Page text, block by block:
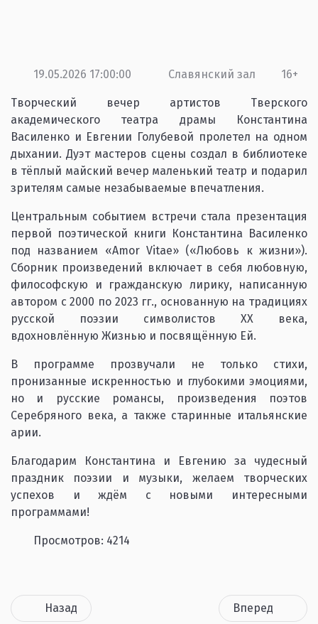
19.05.2026 17:00:00 Славянский зал 16+
Творческий вечер артистов Тверского
академического театра драмы Константина
Василенко и Евгении Голубевой пролетел на одном
дыхании. Дуэт мастеров сцены создал в библиотеке
в тёплый майский вечер маленький театр и подарил
зрителям самые незабываемые впечатления.
Центральным событием встречи стала презентация
первой поэтической книги Константина Василенко
под названием «Amor Vitae» («Любовь к жизни»).
Сборник произведений включает в себя любовную,
философскую и гражданскую лирику, написанную
автором с 2000 по 2023 гг., основанную на традициях
русской поэзии символистов XX века,
вдохновлённую Жизнью и посвящённую Ей.
В программе прозвучали не только стихи,
пронизанные искренностью и глубокими эмоциями,
но и русские романсы, произведения поэтов
Серебряного века, а также старинные итальянские
арии.
Благодарим Константина и Евгению за чудесный
праздник поэзии и музыки, желаем творческих
успехов и ждём с новыми интересными
программами!
Просмотров: 4214
Назад Вперед